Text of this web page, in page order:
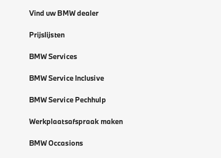
Vind uw BMW dealer
Prijslijsten
BMW Services
BMW Service Inclusive
BMW Service Pechhulp
Werkplaatsafspraak maken
BMW Occasions